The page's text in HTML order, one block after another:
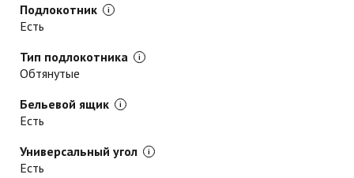
Подлокотник
Есть
Тип подлокотника
Обтянутые
Бельевой ящик
Есть
Универсальный угол
Есть